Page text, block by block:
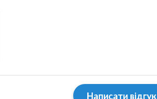
Написати відгук